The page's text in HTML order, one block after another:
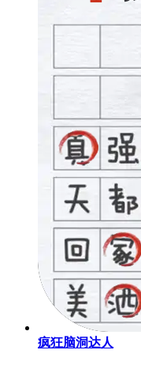
疯狂脑洞达人